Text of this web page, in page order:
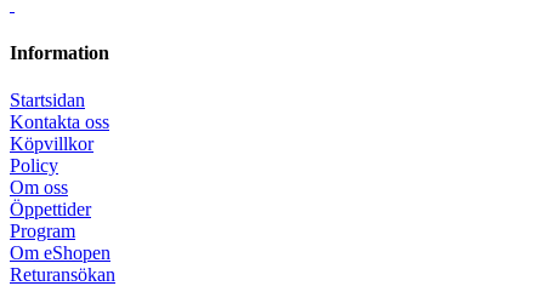
Information
Startsidan
Kontakta oss
Köpvillkor
Policy
Om oss
Öppettider
Program
Om eShopen
Returansökan